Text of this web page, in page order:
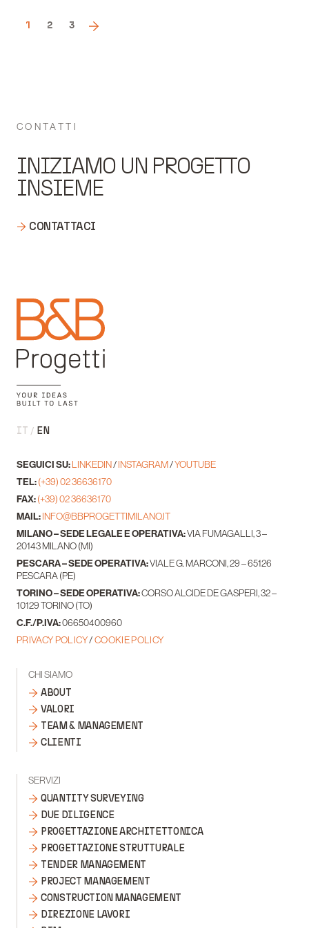
1 2 3
CONTATTI
INIZIAMO UN PROGETTO
INSIEME
CONTATTACI
IT EN
SEGUICI SU:LINKEDIN/INSTAGRAM/YOUTUBE
TEL:(+39) 02 36636170
FAX:(+39) 02 36636170
MAIL:INFO@BBPROGETTIMILANO.IT
MILANO – SEDE LEGALE E OPERATIVA:VIA FUMAGALLI, 3 –
20143 MILANO (MI)
PESCARA – SEDE OPERATIVA:VIALE G. MARCONI, 29 – 65126
PESCARA (PE)
TORINO – SEDE OPERATIVA:CORSO ALCIDE DE GASPERI, 32 –
10129 TORINO (TO)
C.F./P.IVA:06650400960
PRIVACY POLICY/COOKIE POLICY
CHI SIAMO
ABOUT
VALORI
TEAM & MANAGEMENT
CLIENTI
SERVIZI
QUANTITY SURVEYING
DUE DILIGENCE
PROGETTAZIONE ARCHITETTONICA
PROGETTAZIONE STRUTTURALE
TENDER MANAGEMENT
PROJECT MANAGEMENT
CONSTRUCTION MANAGEMENT
DIREZIONE LAVORI